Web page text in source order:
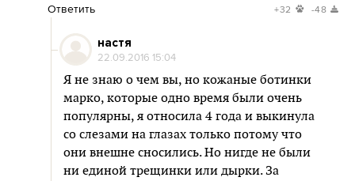
Ответить +32 -48
настя
22.09.2016 15:04
Я не знаю о чем вы, но кожаные ботинки
марко, которые одно время были очень
популярны, я относила 4 года и выкинула
со слезами на глазах только потому что
они внешне сносились. Но нигде не были
ни единой трещинки или дырки. За